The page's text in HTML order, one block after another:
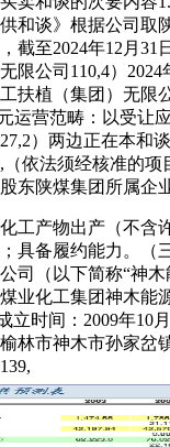
和谈》根据公司取
截至2024年12月31
限公司110,4）2024
扶植（集团）无限
运营范畴：以受让
）两边正在本和
（依法须经核准的
东陕煤集团所属企业
产物出产（不含许
具备履约能力。（
司（以下简称“神木
业化工集团神木能
立时间：2009年10
林市神木市孙家岔